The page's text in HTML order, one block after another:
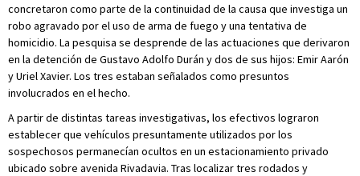
concretaron como parte de la continuidad de la causa que investiga un
robo agravado por el uso de arma de fuego y una tentativa de
homicidio. La pesquisa se desprende de las actuaciones que derivaron
en la detención de Gustavo Adolfo Durán y dos de sus hijos: Emir Aarón
y Uriel Xavier. Los tres estaban señalados como presuntos
involucrados en el hecho.
A partir de distintas tareas investigativas, los efectivos lograron
establecer que vehículos presuntamente utilizados por los
sospechosos permanecían ocultos en un estacionamiento privado
ubicado sobre avenida Rivadavia. Tras localizar tres rodados y